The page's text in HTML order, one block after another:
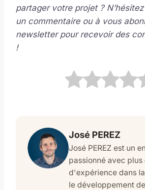
partager votre projet ?
un commentaire ou à vous
newsletter pour recevoir des
!
José PEREZ
José PEREZ est un
passionné avec plus
d'expérience dans
le développement